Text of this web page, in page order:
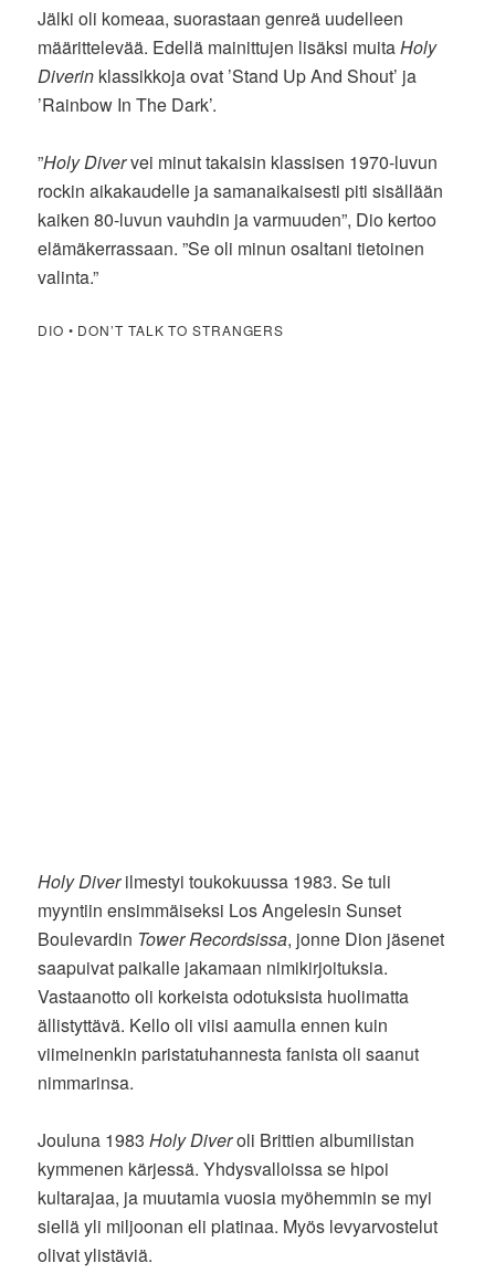
Jälki oli komeaa, suorastaan genreä uudelleen
määrittelevää. Edellä mainittujen lisäksi muitaHoly
Diverin klassikkoja ovat ’Stand Up And Shout’ ja
’Rainbow In The Dark’.
”Holy Divervei minut takaisin klassisen 1970-luvun
rockin aikakaudelle ja samanaikaisesti piti sisällään
kaiken 80-luvun vauhdin ja varmuuden”, Dio kertoo
elämäkerrassaan. ”Se oli minun osaltani tietoinen
valinta.”
DIO • DON’T TALK TO STRANGERS
Holy Diverilmestyi toukokuussa 1983. Se tuli
myyntiin ensimmäiseksi Los Angelesin Sunset
Boulevardin Tower Recordsissa, jonne Dion jäsenet
saapuivat paikalle jakamaan nimikirjoituksia.
Vastaanotto oli korkeista odotuksista huolimatta
ällistyttävä. Kello oli viisi aamulla ennen kuin
viimeinenkin paristatuhannesta fanista oli saanut
nimmarinsa.
Jouluna 1983Holy Diveroli Brittien albumilistan
kymmenen kärjessä. Yhdysvalloissa se hipoi
kultarajaa, ja muutamia vuosia myöhemmin se myi
siellä yli miljoonan eli platinaa. Myös levyarvostelut
olivat ylistäviä.